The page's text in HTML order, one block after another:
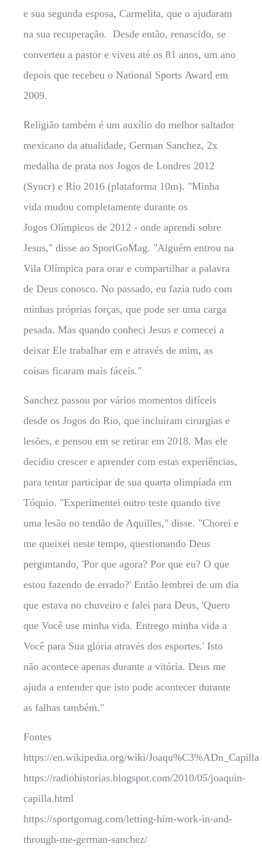
e sua segunda esposa, Carmelita, que o ajudaram
na sua recuperação. Desde então, renascido, se
converteu a pastor e viveu até os 81 anos, um ano
depois que recebeu o National Sports Award em
2009.
Religião também é um auxílio do melhor saltador
mexicano da atualidade, German Sanchez, 2x
medalha de prata nos Jogos de Londres 2012
(Syncr) e Rio 2016 (plataforma 10m). "Minha
vida mudou completamente durante os
Jogos Olímpicos de 2012 - onde aprendi sobre
Jesus," disse ao SportGoMag. "Alguém entrou na
Vila Olímpica para orar e compartilhar a palavra
de Deus conosco. No passado, eu fazia tudo com
minhas próprias forças, que pode ser uma carga
pesada. Mas quando conheci Jesus e comecei a
deixar Ele trabalhar em e através de mim, as
coisas ficaram mais fáceis."
Sanchez passou por vários momentos difíceis
desde os Jogos do Rio, que incluíram cirurgias e
lesões, e pensou em se retirar em 2018. Mas ele
decidiu crescer e aprender com estas experiências,
para tentar participar de sua quarta olimpíada em
Tóquio. "Experimentei outro teste quando tive
uma lesão no tendão de Aquilles," disse. "Chorei e
me queixei neste tempo, questionando Deus
perguntando, 'Por que agora? Por que eu? O que
estou fazendo de errado?' Então lembrei de um dia
que estava no chuveiro e falei para Deus, 'Quero
que Você use minha vida. Entrego minha vida a
Você para Sua glória através dos esportes.' Isto
não acontece apenas durante a vitória. Deus me
ajuda a entender que isto pode acontecer durante
as falhas também."
Fontes
https://en.wikipedia.org/wiki/Joaqu%C3%ADn_Capilla
https://radiohistorias.blogspot.com/2010/05/joaquin-
capilla.html
https://sportgomag.com/letting-him-work-in-and-
through-me-german-sanchez/